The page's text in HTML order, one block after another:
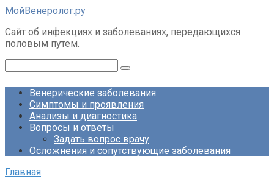
Перейти
контенту
МойВенеролог.ру
Cайт об инфекциях и заболеваниях, передающихся
половым путем.
Венерические заболевания
Симптомы и проявления
Анализы и диагностика
Вопросы и ответы
Задать вопрос врачу
Осложнения и сопутствующие заболевания
Главная